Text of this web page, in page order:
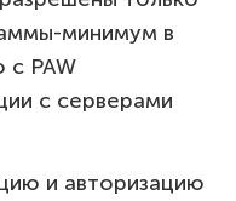
минимум в
PAW
с серверами
и авторизацию